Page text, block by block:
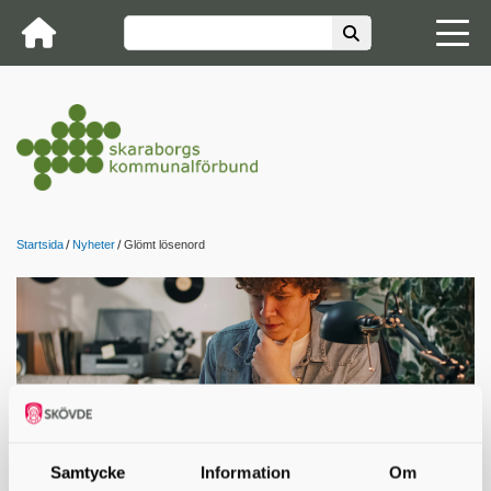
Samtycke Information Om
Startsida Nyheter Glömt lösenord